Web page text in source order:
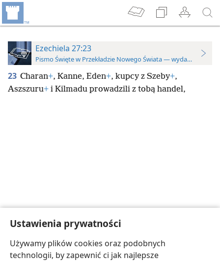
Ustawienia prywatności
Używamy plików cookies oraz podobnych
technologii, by zapewnić ci jak najlepsze
Ezechiela 27:23
Pismo Święte w Przekładzie Nowego Świata — wydanie do
23 Charan+, Kanne, Eden+, kupcy z Szeby+,
Aszszuru+ i Kilmadu prowadzili z tobą handel,